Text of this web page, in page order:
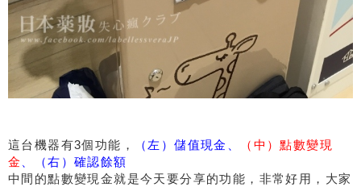
這台機器有3個功能， （左）儲值現金、
（中）點數變現
金
、（右）確認餘額
中間的點數變現金就是今天要分享的功能，非常好用，大家